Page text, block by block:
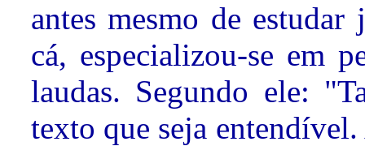
antes mesmo de
cá, especializou-se em
laudas. Segundo ele:
texto que seja